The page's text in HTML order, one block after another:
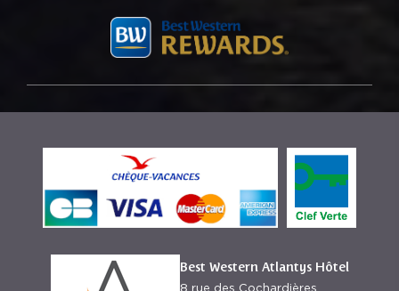
Best Western Atlantys Hôtel
8 rue des Cochardières